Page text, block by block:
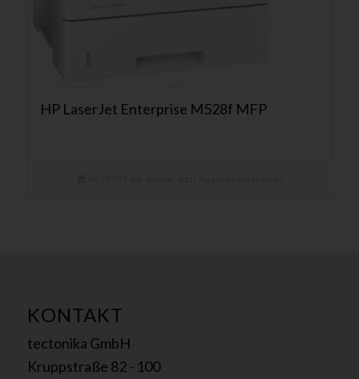
HP LaserJet Enterprise M528f MFP
KONTAKT
tectonika GmbH
Kruppstraße 82 - 100